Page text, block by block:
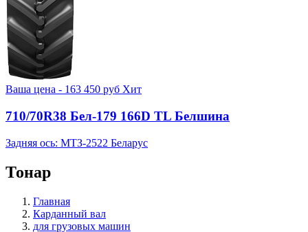
Ваша цена - 163 450 руб Хит
710/70R38 Бел-179 166D TL Белшина
Задняя ось: МТЗ-2522 Беларус
Тонар
Главная
Карданный вал
для грузовых машин